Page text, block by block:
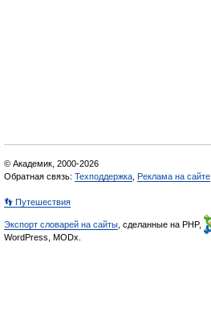
© Академик, 2000-2026
Обратная связь: Техподдержка Реклама на сайте
👣 Путешествия
Экспорт словарей на сайты , сделанные на PHP,
WordPress, MODx.